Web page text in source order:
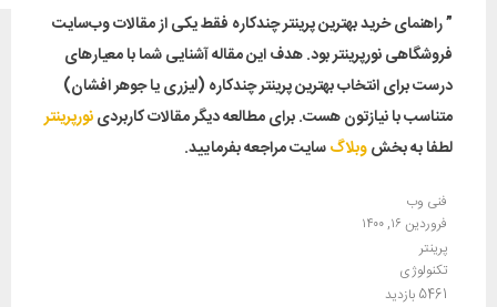
” راهنمای خرید بهترین پرینتر چندکاره فقط یکی از مقالات وب‌سایت
فروشگاهی نورپرینتر بود. هدف این مقاله آشنایی شما با معیارهای
درست برای انتخاب بهترین پرینتر چندکاره (لیزری یا جوهر افشان)
متناسب با نیازتون هست. برای مطالعه دیگر مقالات کاربردینورپرینتر
لطفا به بخشوبلاگسایت مراجعه بفرمایید.
فنی وب
فروردین ۱۶, ۱۴۰۰
پرینتر
تکنولوژی
5461 بازدید